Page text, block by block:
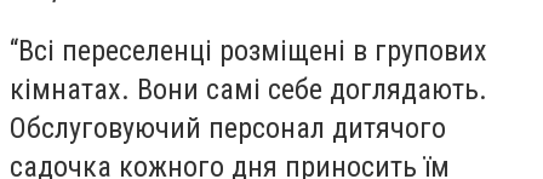
“Всі переселенці розміщені в групових
кімнатах. Вони самі себе доглядають.
Обслуговуючий персонал дитячого
садочка кожного дня приносить їм